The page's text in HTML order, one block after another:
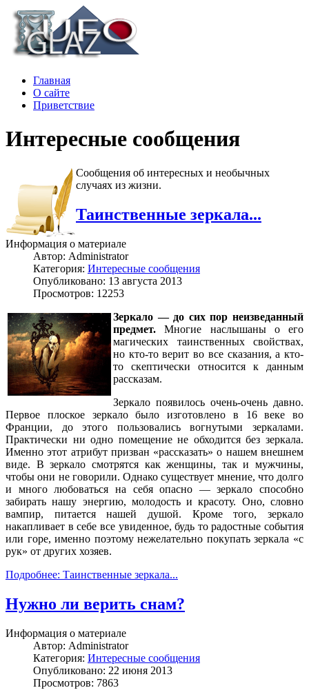
Главная
О сайте
Приветствие
Интересные сообщения
Сообщения об интересных и необычных
случаях из жизни.
Таинственные зеркала...
Информация о материале
Автор: Administrator
Категория: Интересные сообщения
Опубликовано: 13 августа 2013
Просмотров: 12253
Зеркало — до сих пор неизведанный
предмет. Многие наслышаны о его
магических таинственных свойствах,
но кто-то верит во все сказания, а кто-
то скептически относится к данным
рассказам.
Зеркало появилось очень-очень давно.
Первое плоское зеркало было изготовлено в 16 веке во
Франции, до этого пользовались вогнутыми зеркалами.
Практически ни одно помещение не обходится без зеркала.
Именно этот атрибут призван «рассказать» о нашем внешнем
виде. В зеркало смотрятся как женщины, так и мужчины,
чтобы они не говорили. Однако существует мнение, что долго
и много любоваться на себя опасно — зеркало способно
забирать нашу энергию, молодость и красоту. Оно, словно
вампир, питается нашей душой. Кроме того, зеркало
накапливает в себе все увиденное, будь то радостные события
или горе, именно поэтому нежелательно покупать зеркала «с
рук» от других хозяев.
Подробнее: Таинственные зеркала...
Нужно ли верить снам?
Информация о материале
Автор: Administrator
Категория: Интересные сообщения
Опубликовано: 22 июня 2013
Просмотров: 7863